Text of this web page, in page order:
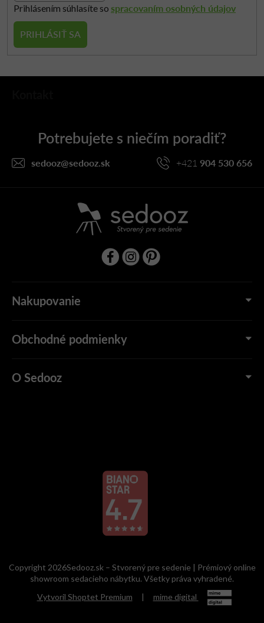
Prihlásením súhlasíte so spracovaním osobných údajov
PRIHLÁSIŤ SA
Z
sedooz@sedooz.sk +421 904 530 656
Nakupovanie
Obchodné podmienky
O Sedooz
Vytvoril Shoptet Premium | mime digital
Copyright 2026Sedooz.sk – Stvorený pre sedenie | Prémiový online
showroom sedacieho nábytku. Všetky práva vyhradené.
Prihláste sa k odberu našich inšpirácií
a získajte zľavu na prvý nákup.
údajov.